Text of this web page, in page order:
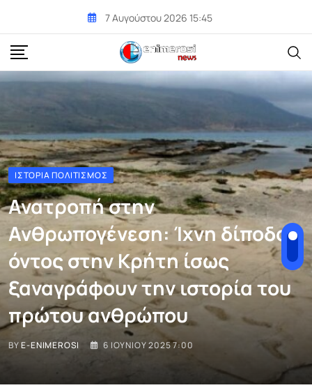
content
7 Αυγούστου 2026 15:45
ΙΣΤΟΡΊΑ ΠΟΛΙΤΙΣΜΌΣ
Ανατροπή στην
Ανθρωπογένεση: Ίχνη δίποδου
όντος στην Κρήτη ίσως
ξαναγράφουν την ιστορία του
πρώτου ανθρώπου
BYE-ENIMEROSI 6 ΙΟΥΝΊΟΥ 2025 7:00